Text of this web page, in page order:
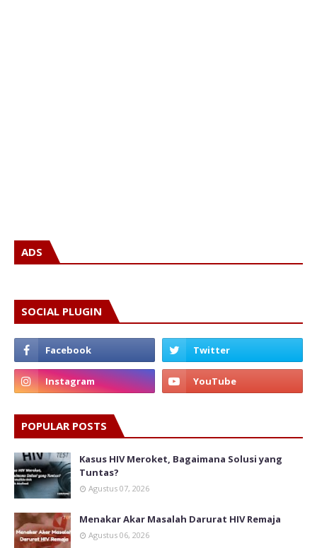
ADS
SOCIAL PLUGIN
POPULAR POSTS
Kasus HIV Meroket, Bagaimana Solusi yang
Tuntas?
Agustus 07, 2026
Menakar Akar Masalah Darurat HIV Remaja
Agustus 06, 2026